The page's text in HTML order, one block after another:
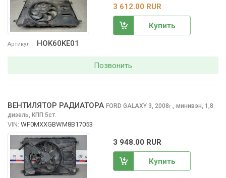
Артикул HOK60KE01
3 612.00 RUR
Купить
Позвонить
ВЕНТИЛЯТОР РАДИАТОРА FORD GALAXY 3, 2008г., минивэн, 1,8
дизель, КПП 5ст.
VIN: WF0MXXGBWM8B17053
3 948.00 RUR
Купить